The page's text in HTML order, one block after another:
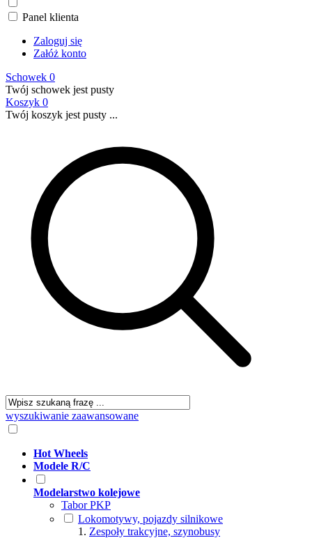
Panel klienta
Zaloguj się
Załóż konto
Schowek 0
Twój schowek jest pusty
Koszyk 0
Twój koszyk jest pusty ...
wyszukiwanie zaawansowane
Hot Wheels
Modele R/C
Modelarstwo kolejowe
Tabor PKP
Lokomotywy, pojazdy silnikowe
Zespoły trakcyjne, szynobusy